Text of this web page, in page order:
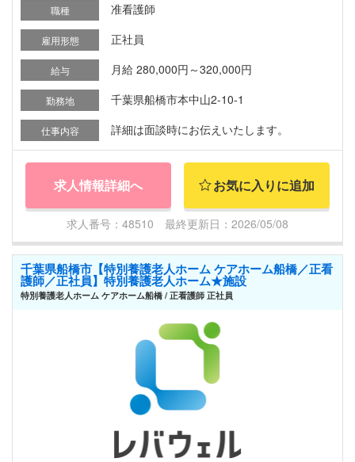
職種 准看護師
雇用形態 正社員
給与 月給 280,000円～320,000円
勤務地 千葉県船橋市本中山2-10-1
仕事内容 詳細は面談時にお伝えいたします。
求人情報詳細へ お気に入りに追加
求人番号：48510 最終更新日：2026/05/08
千葉県船橋市【特別養護老人ホーム ケアホーム船橋／正看
護師／正社員】特別養護老人ホーム★施設
特別養護老人ホーム ケアホーム船橋 / 正看護師 正社員